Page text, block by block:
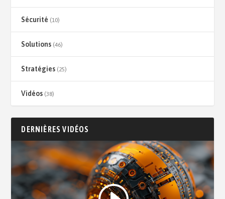
Sécurité (10)
Solutions (46)
Stratégies (25)
Vidéos (38)
DERNIÈRES VIDÉOS